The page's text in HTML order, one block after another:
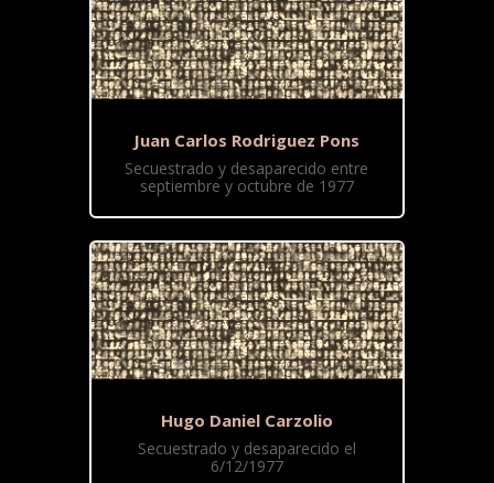
Juan Carlos Rodriguez Pons
Secuestrado y desaparecido entre
septiembre y octubre de 1977
Hugo Daniel Carzolio
Secuestrado y desaparecido el
6/12/1977